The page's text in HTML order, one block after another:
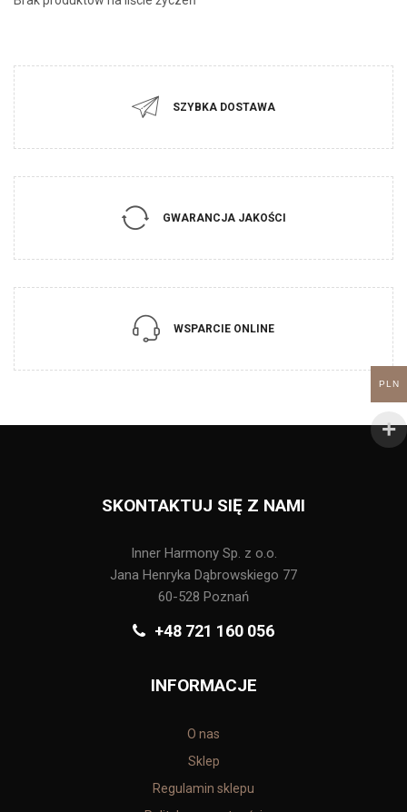
SZYBKA DOSTAWA
GWARANCJA JAKOŚCI
WSPARCIE ONLINE
SKONTAKTUJ SIĘ Z NAMI
Inner Harmony Sp. z o.o.
Jana Henryka Dąbrowskiego 77
60-528 Poznań
+48 721 160 056
INFORMACJE
O nas
Sklep
Regulamin sklepu
PLN